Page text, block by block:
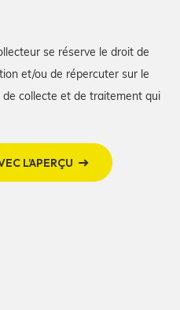
se réserve le droit de
et/ou de répercuter sur le
collecte et de traitement qui
L’APERÇU